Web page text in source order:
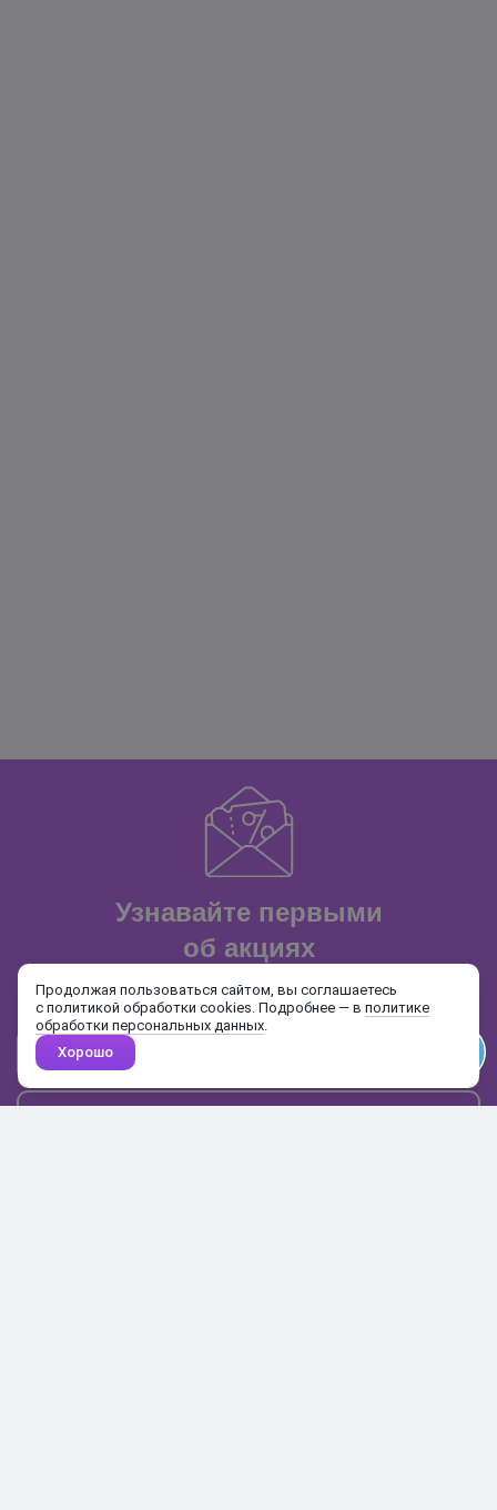
Узнавайте первыми
об акциях
и распродажах
Почта
Продолжая пользоваться сайтом, вы соглашаетесь
с политикой обработки cookies. Подробнее — в политике
обработки персональных данных.
Хорошо